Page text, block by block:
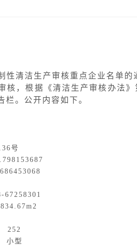
性清洁生产审核重点企业名单的
根据《清洁生产审核办法》
。公开内容如下。
号
67258301
252
小型